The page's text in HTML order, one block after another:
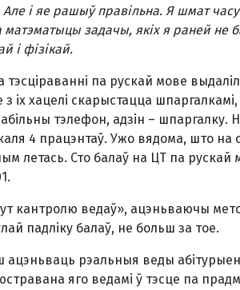
і яе рашыў правільна. Я шмат
матэматыцы задачы, якіх я раней не
і фізікай.
тэсціраванні па рускай мове
іх хацелі скарыстацца
тэлефон, адзін – шпаргалку.
4 працэнтаў. Ужо вядома, што на
летась. Сто балаў на ЦТ па рускай
кантролю ве­даў», ацэньваючы
падліку балаў, не больш за тое.
рэальныя веды
яго ведамі ў тэсце па